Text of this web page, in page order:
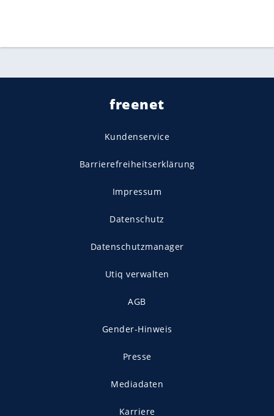
freenet
Kundenservice
Barrierefreiheitserklärung
Impressum
Datenschutz
Datenschutzmanager
Utiq verwalten
AGB
Gender-Hinweis
Presse
Mediadaten
Karriere